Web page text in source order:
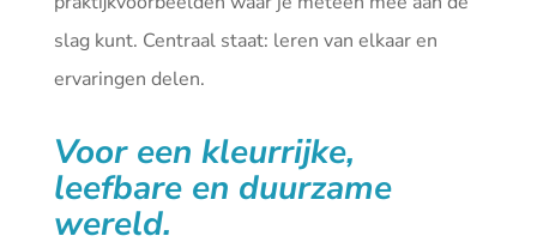
slag kunt. Centraal staat: leren van elkaar en
ervaringen delen.
Voor een kleurrijke,
leefbare en duurzame
wereld.